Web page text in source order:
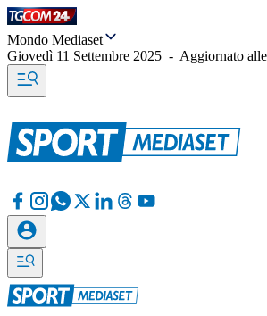
Mondo Mediaset
Giovedì 11 Settembre 2025 - Aggiornato alle